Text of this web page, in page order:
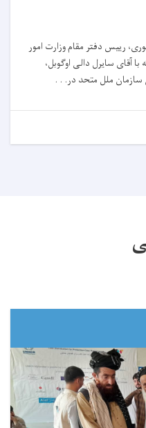
رییس دفتر مقام وزارت امور
آقای سایرل دالی اوگوبل،
ملل متحد در. . .